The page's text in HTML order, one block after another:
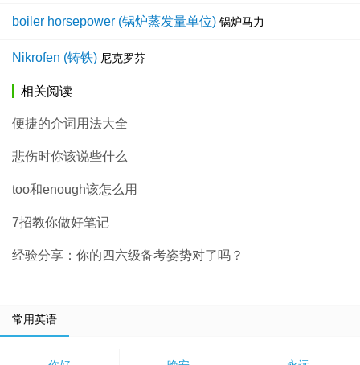
boiler horsepower (锅炉蒸发量单位) 锅炉马力
Nikrofen (铸铁) 尼克罗芬
相关阅读
便捷的介词用法大全
悲伤时你该说些什么
too和enough该怎么用
7招教你做好笔记
经验分享：你的四六级备考姿势对了吗？
常用英语